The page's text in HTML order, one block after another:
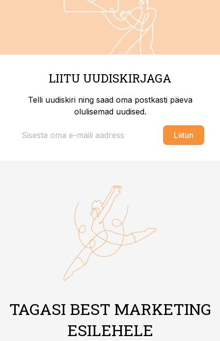
LIITU UUDISKIRJAGA
Telli uudiskiri ning saad oma postkasti päeva
olulisemad uudised.
Liitun
TAGASI BEST MARKETING
ESILEHELE